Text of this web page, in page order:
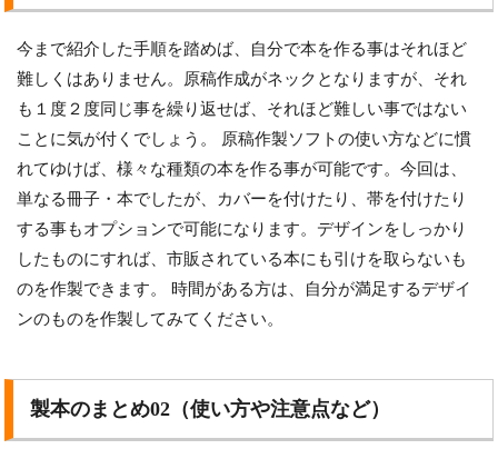
今まで紹介した手順を踏めば、自分で本を作る事はそれほど
難しくはありません。原稿作成がネックとなりますが、それ
も１度２度同じ事を繰り返せば、それほど難しい事ではない
ことに気が付くでしょう。 原稿作製ソフトの使い方などに慣
れてゆけば、様々な種類の本を作る事が可能です。今回は、
単なる冊子・本でしたが、カバーを付けたり、帯を付けたり
する事もオプションで可能になります。デザインをしっかり
したものにすれば、市販されている本にも引けを取らないも
のを作製できます。 時間がある方は、自分が満足するデザイ
ンのものを作製してみてください。
製本のまとめ02（使い方や注意点など）